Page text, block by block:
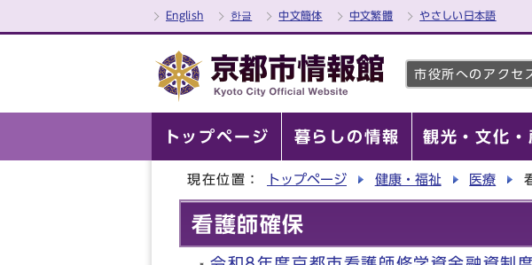
English 한글 中文簡体 中文繁體 やさしい日本語
市役所へのアクセ
トップページ 暮らしの情報 観光・文化・
現在位置： トップページ 健康・福祉 医療
看護師確保